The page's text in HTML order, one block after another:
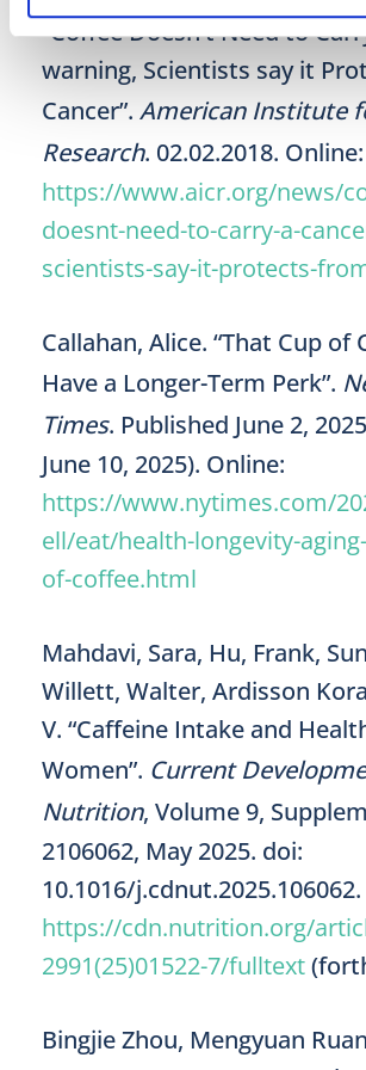
“Coffee Doesn’t Need to
warning, Scientists say it
Cancer”. American Institute
Research. 02.02.2018. Online:
https://www.aicr.org/news/
doesnt-need-to-carry-a-
scientists-say-it-protects-
Callahan, Alice. “That Cup of
Have a Longer-Term Perk”.
Times. Published June 2,
June 10, 2025). Online:
https://www.nytimes.com/
ell/eat/health-longevity-
of-coffee.html
Mahdavi, Sara, Hu, Frank,
Willett, Walter, Ardisson
V. “Caffeine Intake and
Women”. Current
Nutrition, Volume 9,
2106062, May 2025. doi:
10.1016/
https://cdn.nutrition.org/
2991(25)01522-7/fulltext
Bingjie Zhou, Mengyuan